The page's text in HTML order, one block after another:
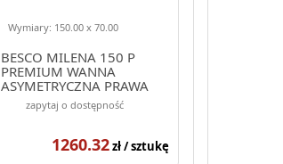
BESCO MILENA 150 P
PREMIUM WANNA
ASYMETRYCZNA PRAWA
150X70 (#WAM-150-NP$)
Wymiary: 150.00 x 70.00
zapytaj o dostępność
1260.32zł / sztukę